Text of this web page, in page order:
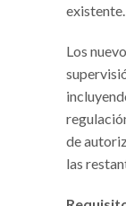
existente.
Los
de
las